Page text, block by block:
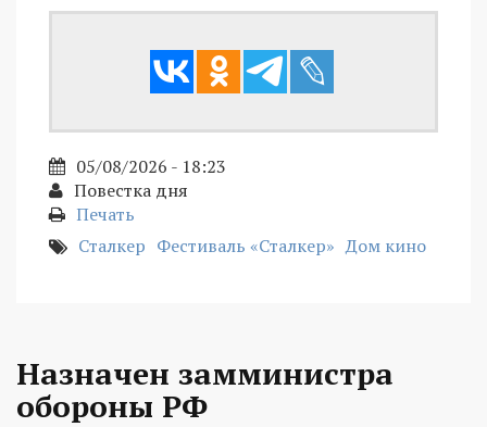
05/08/2026 - 18:23
Повестка дня
Печать
Сталкер Фестиваль «Сталкер» Дом кино
Назначен замминистра
обороны РФ